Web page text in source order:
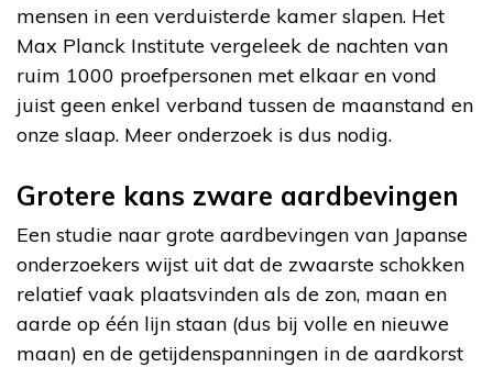
mensen in een verduisterde kamer slapen. Het
Max Planck Institute vergeleek de nachten van
ruim 1000 proefpersonen met elkaar en vond
juist geen enkel verband tussen de maanstand en
onze slaap. Meer onderzoek is dus nodig.
Grotere kans zware aardbevingen
Een studie naar grote aardbevingen van Japanse
onderzoekers wijst uit dat de zwaarste schokken
relatief vaak plaatsvinden als de zon, maan en
aarde op één lijn staan (dus bij volle en nieuwe
maan) en de getijdenspanningen in de aardkorst